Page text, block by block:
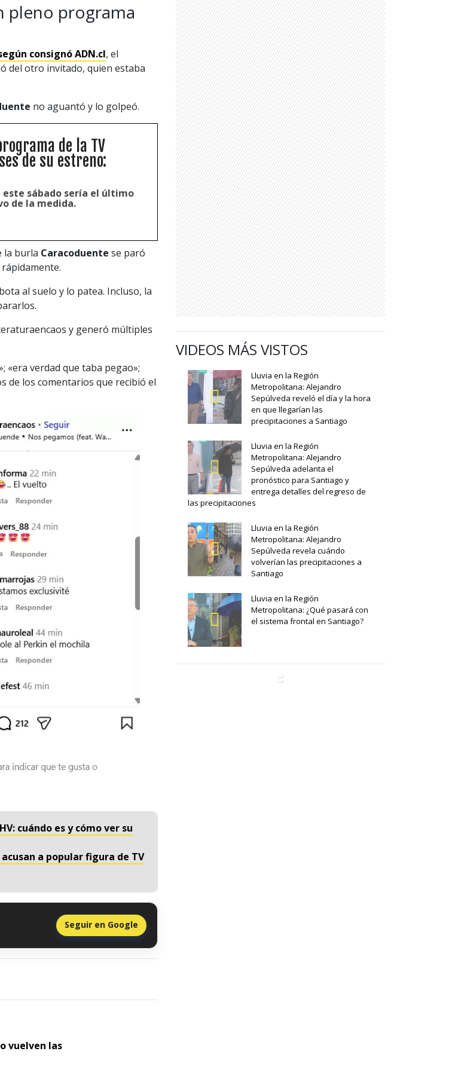
pleno programa
consignó ADN.cl, el
del otro invitado, quien estaba
no aguantó y lo golpeó.
de la TV
de su estreno:
este sábado sería el último
de la medida.
la burla Caracoduente se paró
al suelo y lo patea. Incluso, la
y generó múltiples
«era verdad que taba pegao»;
de los comentarios que recibió el
cuándo es y cómo ver su
a popular figura de TV
Seguir en Google
vuelven las
VIDEOS MÁS VISTOS
Lluvia en la Región
Metropolitana: Alejandro
Sepúlveda reveló el día y la hora
en que llegarían las
precipitaciones a Santiago
Lluvia en la Región
Metropolitana: Alejandro
Sepúlveda adelanta el
pronóstico para Santiago y
entrega detalles del regreso de
las precipitaciones
Lluvia en la Región
Metropolitana: Alejandro
Sepúlveda revela cuándo
volverían las precipitaciones a
Santiago
Lluvia en la Región
Metropolitana: ¿Qué pasará con
el sistema frontal en Santiago?